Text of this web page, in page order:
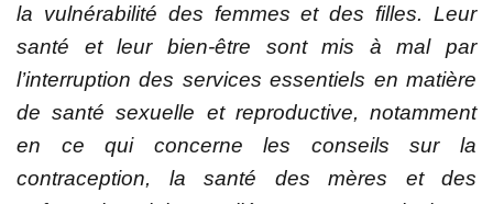
la vulnérabilité des femmes et des filles. Leur
santé et leur bien-être sont mis à mal par
l’interruption des services essentiels en matière
de santé sexuelle et reproductive, notamment
en ce qui concerne les conseils sur la
contraception, la santé des mères et des